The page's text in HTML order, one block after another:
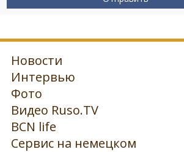
Новости
Интервью
Фото
Видео Ruso.TV
BCN life
Сервис на немецком